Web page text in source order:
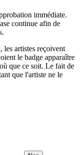
immédiate.
continue afin de
les artistes reçoivent
le badge apparaître
que ce soit. Le fait de
que l'artiste ne le